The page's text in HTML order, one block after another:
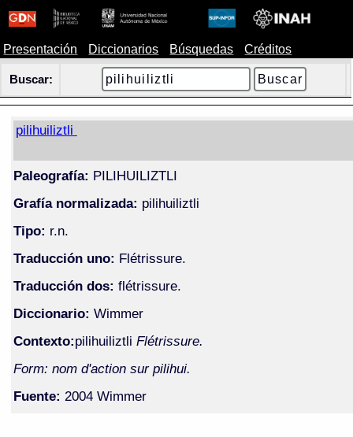
Presentación Diccionarios Búsquedas Créditos
Buscar:
pilihuiliztli
Paleografía: PILIHUILIZTLI
Grafía normalizada: pilihuiliztli
Tipo: r.n.
Traducción uno: Flétrissure.
Traducción dos: flétrissure.
Diccionario: Wimmer
Contexto:pilihuiliztli Flétrissure.
Form: nom d'action sur pilihui.
Fuente: 2004 Wimmer